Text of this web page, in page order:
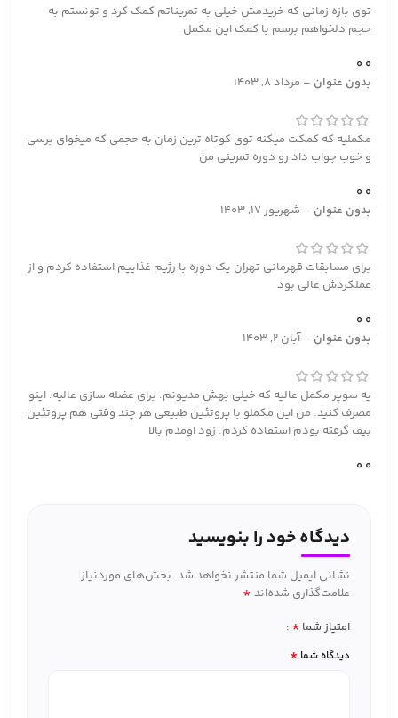
توی بازه زمانی که خریدمش خیلی به تمریناتم کمک کرد و تونستم به
حجم دلخواهم برسم با کمک این مکمل
0
0
بدون عنوان – مرداد 8, 1403
مکملیه که کمکت میکنه توی کوتاه ترین زمان به حجمی که میخوای برسی
و خوب جواب داد رو دوره تمرینی من
0
0
بدون عنوان – شهریور 17, 1403
برای مسابقات قهرمانی تهران یک دوره با رژیم غذاییم استفاده کردم و از
عملکردش عالی بود
0
0
بدون عنوان –آبان 2, 1403
یه سوپر مکمل عالیه که خیلی بهش مدیونم. برای عضله سازی عالیه. اینو
مصرف کنید. من این مکملو با پروتئین طبیعی هر چند وقتی هم پروتئین
بیف گرفته بودم استفاده کردم. زود اومدم بالا
0
0
دیدگاه خود را بنویسید
نشانی ایمیل شما منتشر نخواهد شد. بخش‌های موردنیاز
علامت‌گذاری شده‌اند *
امتیاز شما *
دیدگاه شما *